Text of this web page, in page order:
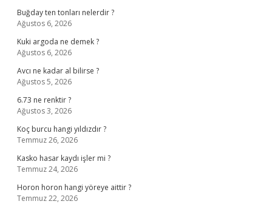
Buğday ten tonları nelerdir ?
Ağustos 6, 2026
Kuki argoda ne demek ?
Ağustos 6, 2026
Avcı ne kadar al bilirse ?
Ağustos 5, 2026
6.73 ne renktir ?
Ağustos 3, 2026
Koç burcu hangi yıldızdır ?
Temmuz 26, 2026
Kasko hasar kaydı işler mi ?
Temmuz 24, 2026
Horon horon hangi yöreye aittir ?
Temmuz 22, 2026